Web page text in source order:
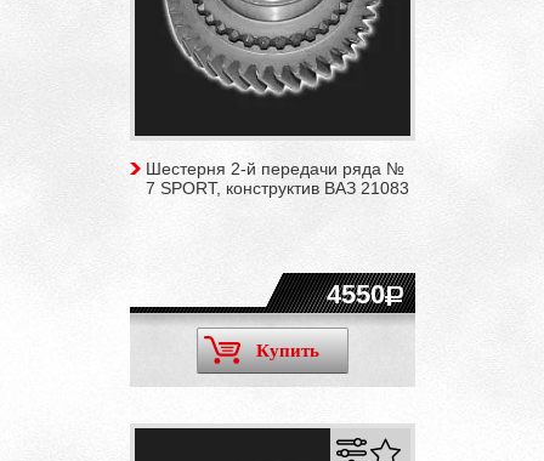
Шестерня 2-й передачи ряда №
7 SPORT, конструктив ВАЗ 21083
4550
Купить